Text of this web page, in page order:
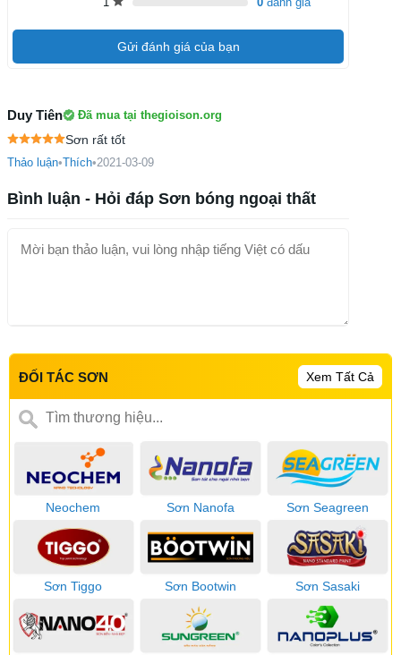
Gửi đánh giá của bạn
Duy Tiên Đã mua tại thegioison.org
Sơn rất tốt
Thảo luận•Thích•2021-03-09
Bình luận - Hỏi đáp Sơn bóng ngoại thất
ĐỐI TÁC SƠN Xem Tất Cả
Neochem Sơn Nanofa Sơn Seagreen
Sơn Tiggo Sơn Bootwin Sơn Sasaki